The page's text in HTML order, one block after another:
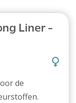
Liner -
de